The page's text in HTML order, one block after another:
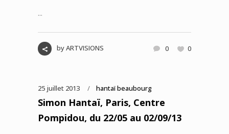
...
byARTVISIONS 0 0
25 juillet 2013 hantaï beaubourg
Simon Hantaï, Paris, Centre
Pompidou, du 22/05 au 02/09/13